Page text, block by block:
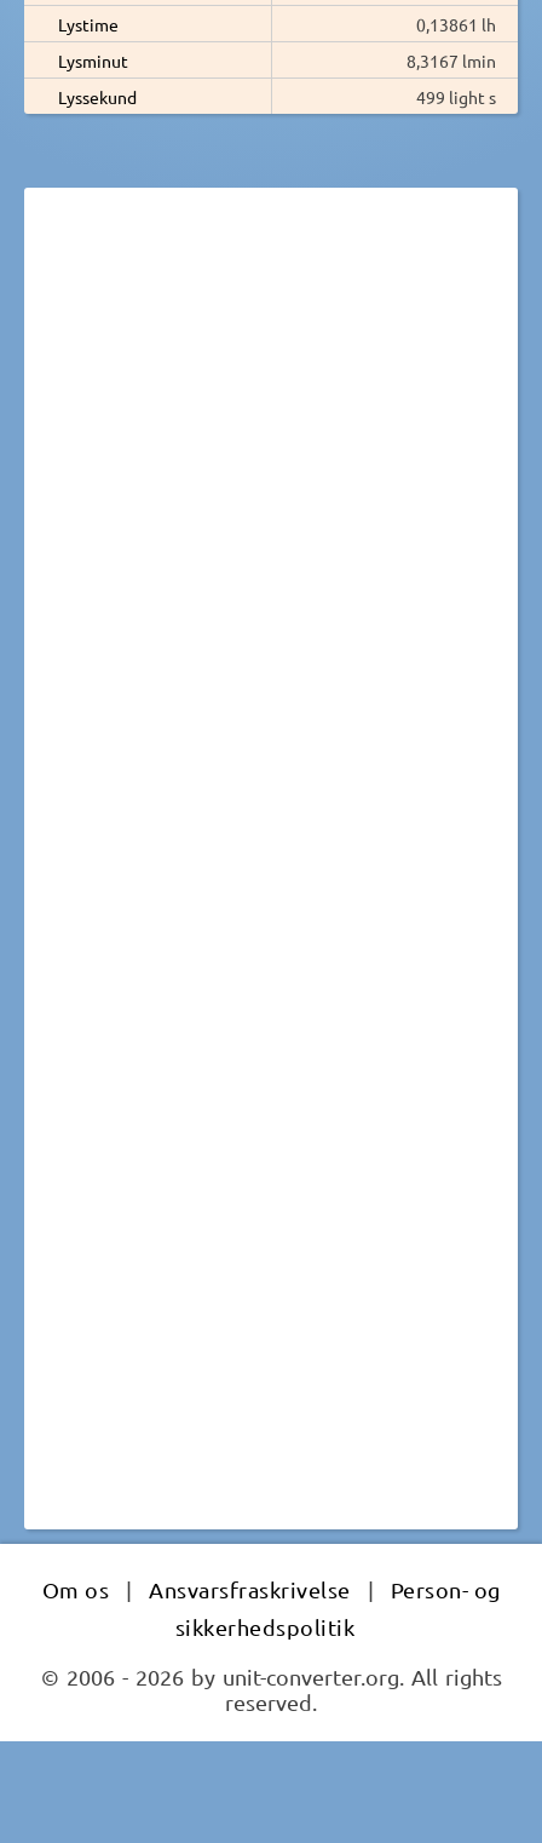
Lystime
0,13861 lh
Lysminut
8,3167 lmin
Lyssekund
499 light s
Om os | Ansvarsfraskrivelse |
Person- og
sikkerhedspolitik
© 2006 - 2026 by unit-converter.org. All rights
reserved.